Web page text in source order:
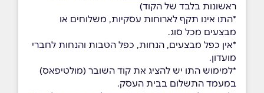
ראשונות בלבד של הקוד)
*התו אינו תקף לארוחות עסקיות, משלוחים או
מבצעים מכל סוג.
*אין כפל מבצעים, הנחות, כפל הטבות והנחות לחברי
מועדון.
*למימוש התו יש להציג את קוד השובר (מולטיפאס)
במעמד התשלום בבית העסק.